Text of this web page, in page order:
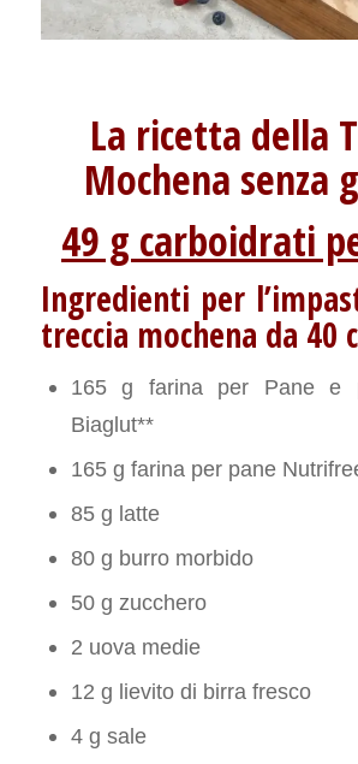
La ricetta della
Mochena senza
49 g carboidrati
Ingredienti per
treccia mochena da 40
165 g farina per Pane e
Biaglut**
165 g farina per pane
85 g latte
80 g burro morbido
50 g zucchero
2 uova medie
12 g lievito di birra fresco
4 g sale